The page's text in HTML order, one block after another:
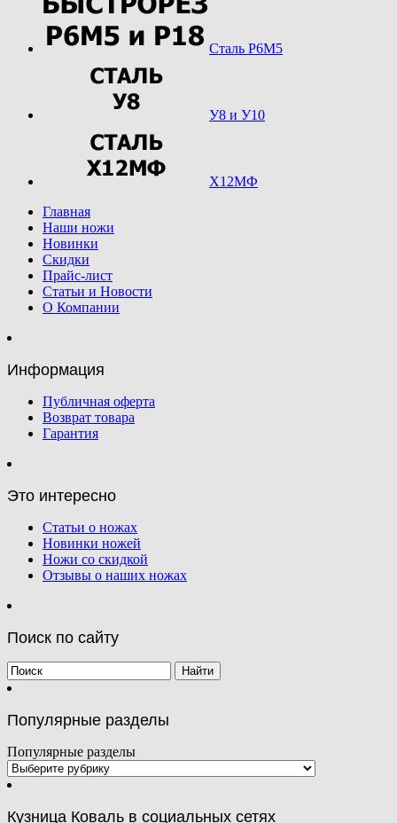
Сталь Р6М5
У8 и У10
Х12МФ
Главная
Наши ножи
Новинки
Скидки
Прайс-лист
Статьи и Новости
О Компании
Информация
Публичная оферта
Возврат товара
Гарантия
Это интересно
Статьи о ножах
Новинки ножей
Ножи со скидкой
Отзывы о наших ножах
Поиск по сайту
Популярные разделы
Популярные разделы
Кузница Коваль в социальных сетях